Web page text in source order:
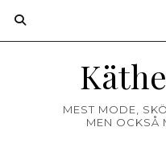
MEST MODE,
MEN OCKSÅ